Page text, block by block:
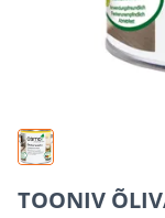
TOONIV